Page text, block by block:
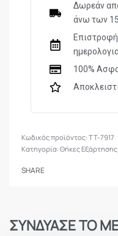
Δωρεάν
άνω των
100%
TT-7917
Κατηγορία:Θήκες Εξάρτησης
SHARE
ΣΥΝΔΥΑΣΕ ΤΟ